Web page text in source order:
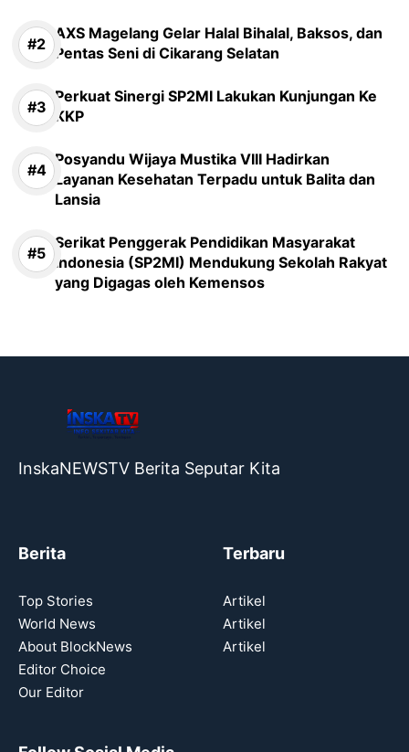
AXS Magelang Gelar Halal Bihalal, Baksos, dan
Pentas Seni di Cikarang Selatan
Perkuat Sinergi SP2MI Lakukan Kunjungan Ke
KKP
Posyandu Wijaya Mustika VIII Hadirkan
Layanan Kesehatan Terpadu untuk Balita dan
Lansia
Serikat Penggerak Pendidikan Masyarakat
Indonesia (SP2MI) Mendukung Sekolah Rakyat
yang Digagas oleh Kemensos
InskaNEWSTV Berita Seputar Kita
Berita
Top Stories
World News
About BlockNews
Editor Choice
Our Editor
Terbaru
Artikel
Artikel
Artikel